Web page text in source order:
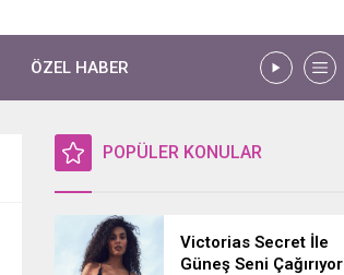
ÖZEL HABER
POPÜLER KONULAR
Victorias Secret İle
Güneş Seni Çağırıyor